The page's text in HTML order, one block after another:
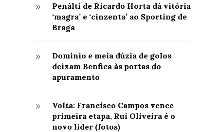
9
Penálti de Ricardo Horta dá vitória
‘magra’ e ‘cinzenta’ ao Sporting de
Braga
9
Domínio e meia dúzia de golos
deixam Benfica às portas do
apuramento
9
Volta: Francisco Campos vence
primeira etapa, Rui Oliveira é o
novo líder (fotos)